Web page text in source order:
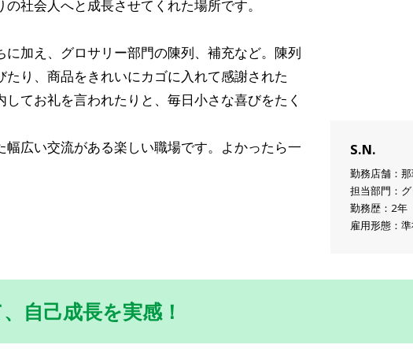
S.N.
勤務店舗：
担当部門：
勤務歴：2年
雇用形態：
社会人へと成長させてくれた場所です。
加え、グロサリー部門の陳列、補充など。陳列
り、商品をきれいにカゴに入れて感謝された
してお礼を言われたりと、毎日小さな喜びをたく
幅広い交流がある楽しい職場です。よかったら一
自己成長を実感！